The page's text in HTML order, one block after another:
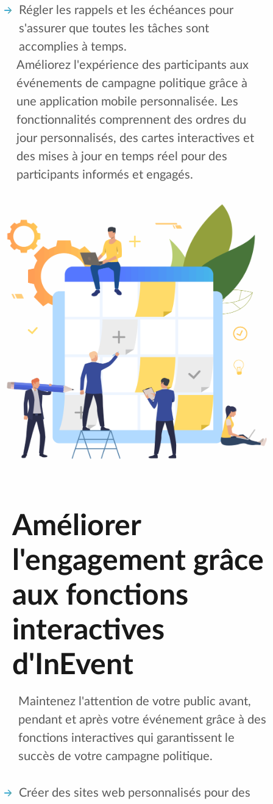
Régler les rappels et les échéances pour
s'assurer que toutes les tâches sont
accomplies à temps.
Améliorez l'expérience des participants aux
événements de campagne politique grâce à
une application mobile personnalisée. Les
fonctionnalités comprennent des ordres du
jour personnalisés, des cartes interactives et
des mises à jour en temps réel pour des
participants informés et engagés.
Améliorer
l'engagement grâce
aux fonctions
interactives
d'InEvent
Maintenez l'attention de votre public avant,
pendant et après votre événement grâce à des
fonctions interactives qui garantissent le
succès de votre campagne politique.
Créer des sites web personnalisés pour des